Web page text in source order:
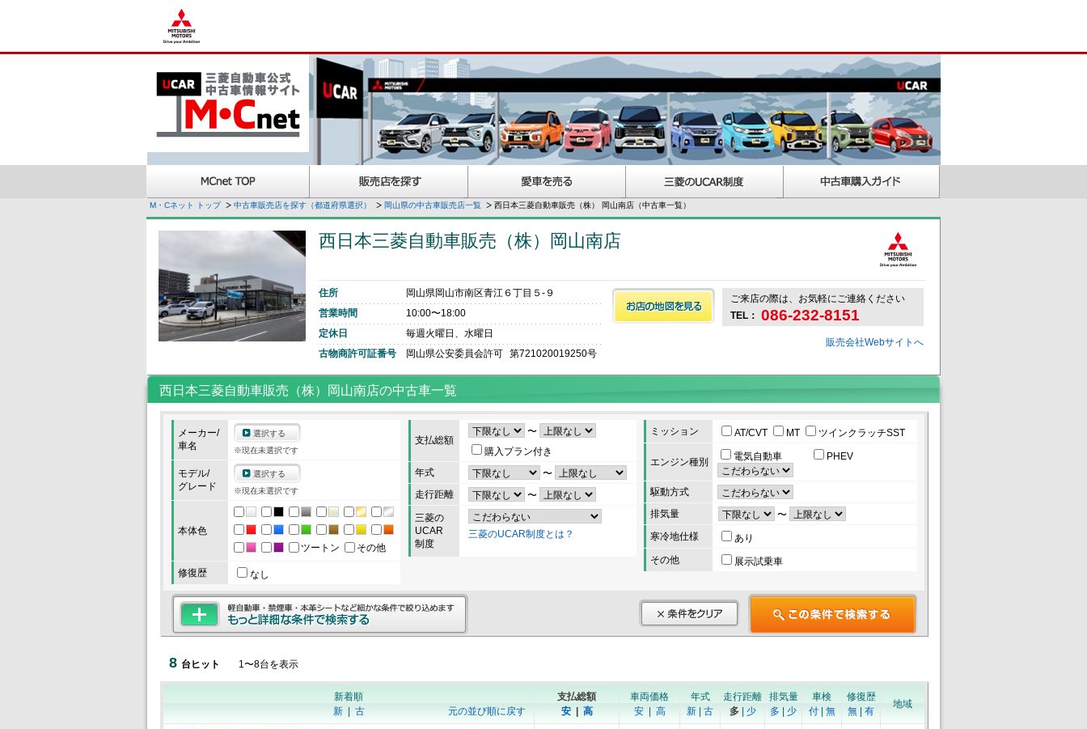
M・Cネット トップ 中古車販売店を探す（都道府県選択） 岡山県の中古車販売店一覧 西日本三菱自動車販売（株） 岡山南店（中古車一覧）
西日本三菱自動車販売（株）岡山南店
住所
岡山県岡山市南区青江６丁目５‐９
営業時間
10:00〜18:00
定休日
毎週火曜日、水曜日
古物商許可証番号
岡山県公安委員会許可 第721020019250号
ご来店の際は、お気軽にご連絡ください
TEL： 086-232-8151
販売会社Webサイトへ
西日本三菱自動車販売（株）岡山南店の中古車一覧
メーカー/
車名
選択する
※現在未選択です
モデル/
グレード
選択する
※現在未選択です
本体色
ツートン
その他
修復歴 なし
支払総額
〜
購入プラン付き
年式
〜
走行距離
〜
三菱の
UCAR
制度
三菱のUCAR制度とは？
ミッション AT/CVT MT ツインクラッチSST
エンジン種別 電気自動車 PHEV
駆動方式
排気量
〜
寒冷地仕様
あり
その他
展示試乗車
8 台ヒット 1〜8台を表示
新着順
新| 古 元の並び順に戻す
支払総額
安| 高
車両価格
安| 高
年式
新 | 古
走行距離
多| 少
排気量
多 | 少
車検
付| 無
修復歴
無 | 有
地域